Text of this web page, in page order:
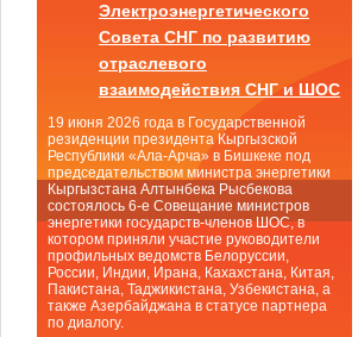
Электроэнергетического
Совета СНГ по развитию
отраслевого
взаимодействия СНГ и ШОС
19 июня 2026 года в Государственной
резиденции президента Кыргызской
Республики «Ала-Арча» в Бишкеке под
председательством министра энергетики
Кыргызстана Алтынбека Рысбекова
состоялось 6-е Совещание министров
энергетики государств-членов ШОС, в
котором приняли участие руководители
профильных ведомств Белоруссии,
России, Индии, Ирана, Кахахстана, Китая,
Пакистана, Таджикистана, Узбекистана, а
также Азербайджана в статусе партнера
по диалогу.